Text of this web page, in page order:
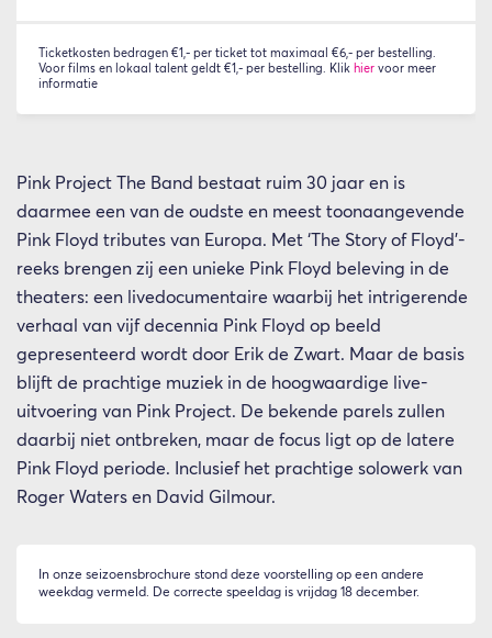
Ticketkosten bedragen €1,- per ticket tot maximaal €6,- per bestelling.
Voor films en lokaal talent geldt €1,- per bestelling. Klik hier voor meer
informatie
Pink Project The Band bestaat ruim 30 jaar en is
daarmee een van de oudste en meest toonaangevende
Pink Floyd tributes van Europa. Met ‘The Story of Floyd’-
reeks brengen zij een unieke Pink Floyd beleving in de
theaters: een livedocumentaire waarbij het intrigerende
verhaal van vijf decennia Pink Floyd op beeld
gepresenteerd wordt door Erik de Zwart. Maar de basis
blijft de prachtige muziek in de hoogwaardige live-
uitvoering van Pink Project. De bekende parels zullen
daarbij niet ontbreken, maar de focus ligt op de latere
Pink Floyd periode. Inclusief het prachtige solowerk van
Roger Waters en David Gilmour.
In onze seizoensbrochure stond deze voorstelling op een andere
weekdag vermeld. De correcte speeldag is vrijdag 18 december.